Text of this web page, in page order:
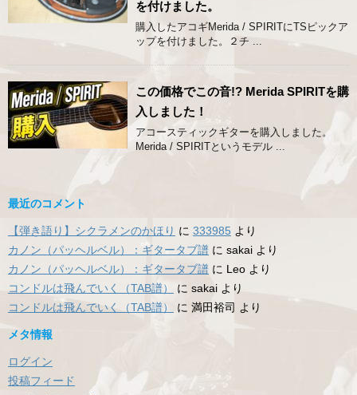
を付けました。
購入したアコギMerida / SPIRITにTSピックア
ップを付けました。２チ ...
この価格でこの音!? Merida SPIRITを購
入しました！
アコースティックギターを購入しました。
Merida / SPIRITというモデル ...
最近のコメント
【弾き語り】シクラメンのかほり に 333985 より
カノン（パッヘルベル）：ギタータブ譜 に sakai より
カノン（パッヘルベル）：ギタータブ譜 に Leo より
コンドルは飛んでいく（TAB譜）
に sakai より
コンドルは飛んでいく（TAB譜）
に 満田裕司 より
メタ情報
ログイン
投稿フィード